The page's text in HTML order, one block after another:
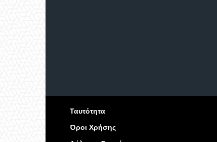
Ταυτότητα
Όροι Χρήσης